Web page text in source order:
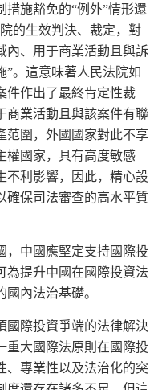
措施豁免的“例外”情形還
的生效判決、裁定，對
內、用于商業活動且與訴
”。這意味著人民法院如
件作出了最終肯定性裁
商業活動且與該案件有聯
范圍，外國國家對此不享
權國家，具有高度敏感
不利影響，因此，精心設
確保司法審查的高水平質
，中國應堅定支持國際投
為提升中國在國際投資法
內法治基礎。
國際投資爭端的法律解決
重大國際法原則在國際投
、專業性以及法治化的突